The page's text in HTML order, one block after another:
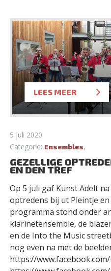
LEES MEER
5 juli 2020
Categorie: Ensembles,
GEZELLIGE
EN DEN TREF
Op 5 juli gaf Kunst Adelt
optredens bij ut Pleintje
programma stond onder
klarinetensemble, de
en de Into the Music
nog even na met de
https://